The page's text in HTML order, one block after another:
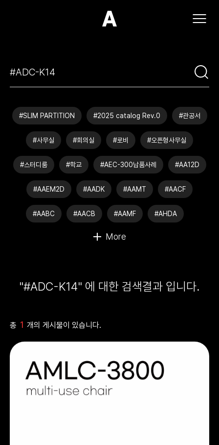
(주)아모스아인스가구
#SLIM PARTITION #2025 catalog Rev.0 #관공서
#사무실 #회의실 #로비 #오픈형사무실
#스터디룸 #학교 #AEC-300납품사례 #AA12D
#AAEM2D #AADK #AAMT #AACF
#AABC #AACB #AAMF #AHDA
"#ADC-K14" 에 대한 검색결과 입니다.
총 1 개의 게시물이 있습니다.